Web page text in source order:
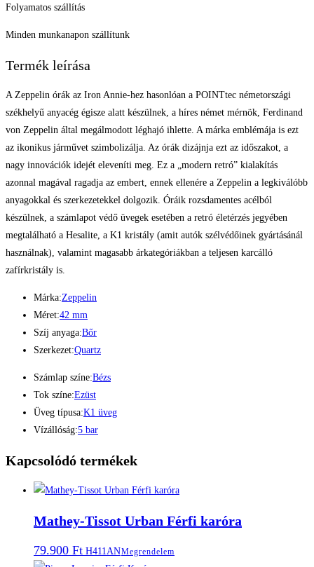
Folyamatos szállítás
Minden munkanapon szállítunk
Termék leírása
A Zeppelin órák az Iron Annie-hez hasonlóan a POINTtec németországi
székhelyű anyacég égisze alatt készülnek, a híres német mérnök, Ferdinand
von Zeppelin által megálmodott léghajó ihlette. A márka emblémája is ezt
az ikonikus járművet szimbolizálja. Az órák dizájnja ezt az időszakot, a
nagy innovációk idejét eleveníti meg. Ez a „modern retró” kialakítás
azonnal magával ragadja az embert, ennek ellenére a Zeppelin a legkiválóbb
anyagokkal és szerkezetekkel dolgozik. Óráik rozsdamentes acélból
készülnek, a számlapot védő üvegek esetében a retró életérzés jegyében
megtalálható a Hesalite, a K1 kristály (amit autók szélvédőinek gyártásánál
használnak), valamint magasabb árkategóriákban a teljesen karcálló
zafírkristály is.
Márka:Zeppelin
Méret:42 mm
Szíj anyaga:Bőr
Szerkezet:Quartz
Számlap színe:Bézs
Tok színe:Ezüst
Üveg típusa:K1 üveg
Vízállóság:5 bar
Kapcsolódó termékek
Mathey-Tissot Urban Férfi karóra
79.900 Ft H411ANMegrendelem